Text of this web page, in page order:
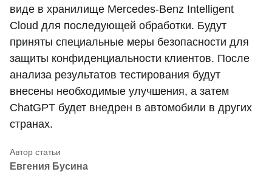
виде в хранилище Mercedes-Benz Intelligent
Cloud для последующей обработки. Будут
приняты специальные меры безопасности для
защиты конфиденциальности клиентов. После
анализа результатов тестирования будут
внесены необходимые улучшения, а затем
ChatGPT будет внедрен в автомобили в других
странах.
Евгения Бусина